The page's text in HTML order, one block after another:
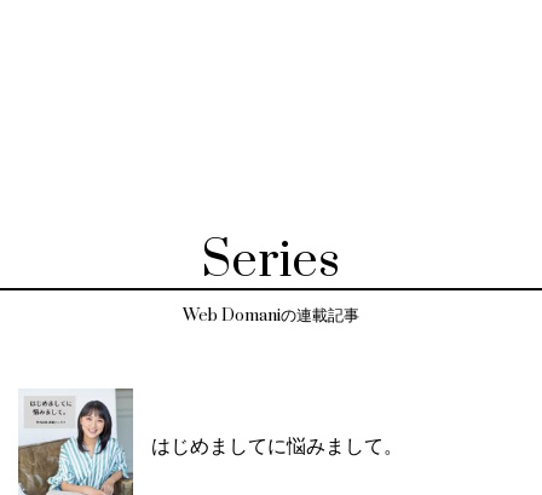
Series
Web Domaniの連載記事
はじめましてに悩みまして。